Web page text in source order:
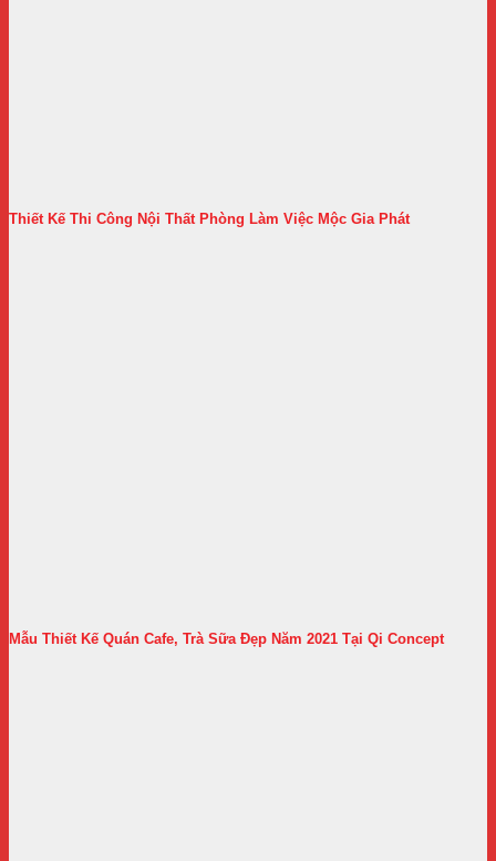
Thiết Kế Thi Công Nội Thất Phòng Làm Việc Mộc Gia Phát
Mẫu Thiết Kế Quán Cafe, Trà Sữa Đẹp Năm 2021 Tại Qi Concept